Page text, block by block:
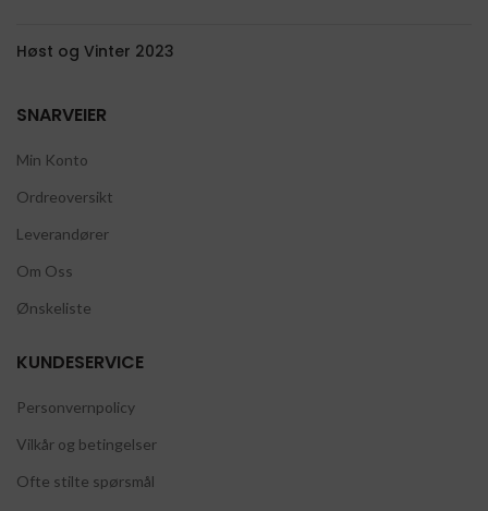
Høst og Vinter 2023
SNARVEIER
Min Konto
Ordreoversikt
Leverandører
Om Oss
Ønskeliste
KUNDESERVICE
Personvernpolicy
Vilkår og betingelser
Ofte stilte spørsmål